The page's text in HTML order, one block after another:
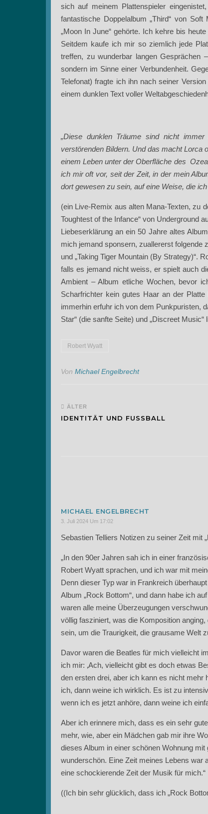
sich auf meinem Plattenspieler
fantastische Doppelalbum „Third“ von
„Moon In June“ gehörte. Ich kehre bis
Seitdem kaufe ich mir so ziemlich jede
treffen, zu wunderbar langen Gesprächen
sondern im Sinne einer Verbundenheit.
Telefonat) fragte ich ihn nach seiner
einem dunklen Text voller
„Diese dunklen Träume sind nicht
verstörenden Bildern. Und das macht Lorca
einem Leben unter der Oberfläche des
ich mir oft vor, seit der Zeit, in der mein
dort gewesen zu sein, auf eine Weise, die
(ein Live-Remix aus alten Mana-Texten, zu
Toughtest of the Infance“ von Underground
Liebeserklärung an ein 50 Jahre altes
mich jemand sponsern, zuallererst folgende
und „Taking Tiger Mountain (By Strategy)“.
falls es jemand nicht weiss, er spielt auch
Ambient – Album etliche Wochen, bevor
Scharfrichter kein gutes Haar an der
immerhin erfuhr ich von dem Punkpuristen,
Star“ (die sanfte Seite) und „Discreet
Robert Wyatt
Von Michael Engelbrecht
ÄLTER
IDENTITÄT UND FUSSBALL
MICHAEL ENGELBRECHT
3. Juli 2024 Um 17:02
Sebastien Telliers Notizen zu seiner Zeit mit
„In den 90er Jahren sah ich in einer
Robert Wyatt sprachen, und ich war mit
Denn dieser Typ war in Frankreich
Album „Rock Bottom“, und dann habe ich
waren alle meine Überzeugungen
völlig fasziniert, was die Komposition
sein, um die Traurigkeit, die grausame Welt
Davor waren die Beatles für mich vielleicht
ich mir: ‚Ach, vielleicht gibt es doch etwas
den ersten drei, aber ich kann es nicht mehr
ich, dann weine ich wirklich. Es ist zu
wenn ich es jetzt anhöre, dann weine ich
Aber ich erinnere mich, dass es ein sehr
mehr, wie, aber ein Mädchen gab mir ihre
dieses Album in einer schönen Wohnung
wunderschön. Eine Zeit meines Lebens war
eine schockierende Zeit der Musik für mich.“
((Ich bin sehr glücklich, dass ich „Rock